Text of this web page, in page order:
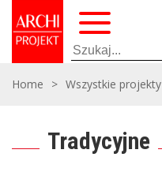
Home > Wszystkie projekty
Tradycyjne